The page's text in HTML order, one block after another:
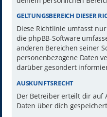
GELTUNGSBEREICH DIESER
Diese Richtlinie umfasst
die phpBB-Software
anderen Bereichen seiner
personenbezogene Daten
darüber gesondert
AUSKUNFTSRECHT
Der Betreiber erteilt dir auf
Daten über dich